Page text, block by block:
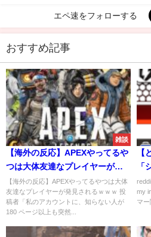
エペ速をフォローする
おすすめ記事
雑談
【海外の反応】APEXやってるや
つは大体友達なプレイヤーが発
見されるｗｗｗ
【海外の反応】APEXやってるやつは大体
友達なプレイヤーが発見されるｗｗｗ 投
稿者「私のアカウントに、知らない人が
180 ページ以上も突然...
【
「
て
my
マー